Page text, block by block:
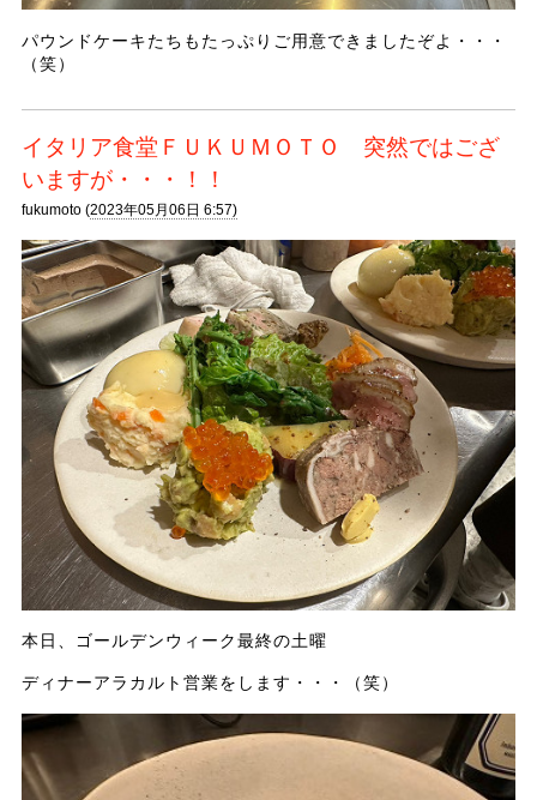
パウンドケーキたちもたっぷりご用意できましたぞよ・・・
（笑）
イタリア食堂ＦＵＫＵＭＯＴＯ 突然ではござ
いますが・・・！！
fukumoto (2023年05月06日 6:57)
本日、ゴールデンウィーク最終の土曜
ディナーアラカルト営業をします・・・（笑）